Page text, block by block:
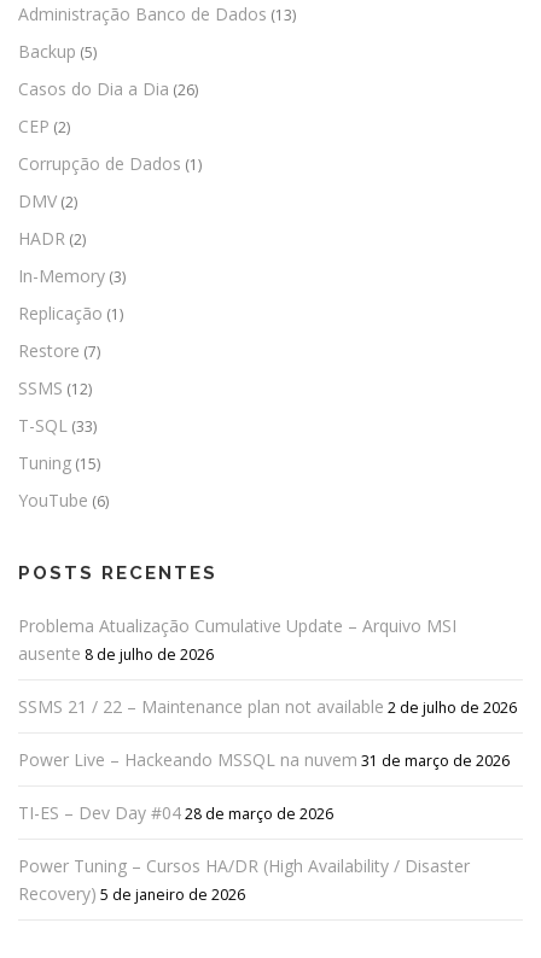
Administração Banco de Dados (13)
Backup (5)
Casos do Dia a Dia (26)
CEP (2)
Corrupção de Dados (1)
DMV (2)
HADR (2)
In-Memory (3)
Replicação (1)
Restore (7)
SSMS (12)
T-SQL (33)
Tuning (15)
YouTube (6)
POSTS RECENTES
Problema Atualização Cumulative Update – Arquivo MSI
ausente 8 de julho de 2026
SSMS 21 / 22 – Maintenance plan not available 2 de julho de 2026
Power Live – Hackeando MSSQL na nuvem 31 de março de 2026
TI-ES – Dev Day #0428 de março de 2026
Power Tuning – Cursos HA/DR (High Availability / Disaster
Recovery) 5 de janeiro de 2026